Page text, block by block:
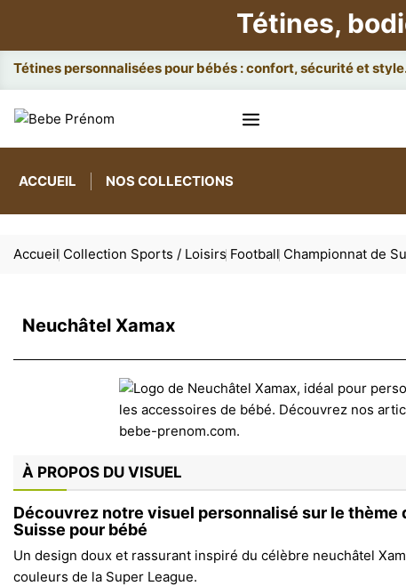
Tétines,
Attach
ACCUEIL NOS COLLECTIONS
Accueil Collection Sports / Loisirs Football Championnat de
Neuchâtel Xamax
À PROPOS DU VISUEL
Découvrez notre visuel personnalisé sur le thème
Suisse pour bébé
Un design doux et rassurant inspiré du célèbre neuchâtel
couleurs de la Super League.